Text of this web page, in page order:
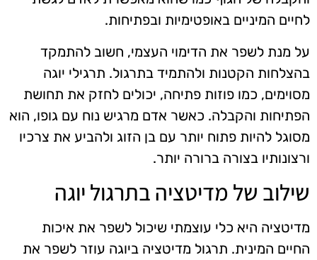
לחיים המיניים באופטימיות ובפתיחות.
על מנת לשפר את הדימוי העצמי, חשוב להתמקד
בהצלחות הקטנות ולהתמיד בתרגול. תרגילי יוגה
מסוימים, כמו פוזות פתיחה, יכולים לחזק את תחושת
הפתיחות והקבלה. כאשר אדם מרגיש נוח עם גופו, הוא
מסוגל להיות פתוח יותר עם בן הזוג ולהביע את צרכיו
ורצונותיו בצורה ברורה יותר.
שילוב של מדיטציה בתרגול יוגה
מדיטציה היא כלי עוצמתי שיכול לשפר את איכות
החיים המינית. תרגול מדיטציה ביוגה עוזר לשפר את